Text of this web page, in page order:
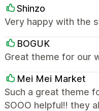
Shinzo
Very happy with the
BOGUK
Great theme for our
Mei Mei Market
Such a great theme
SOOO helpful!! they